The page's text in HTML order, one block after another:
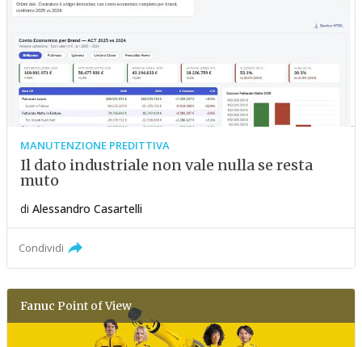
MANUTENZIONE PREDITTIVA
Il dato industriale non vale nulla se resta
muto
di Alessandro Casartelli
Condividi
Fanuc Point of View